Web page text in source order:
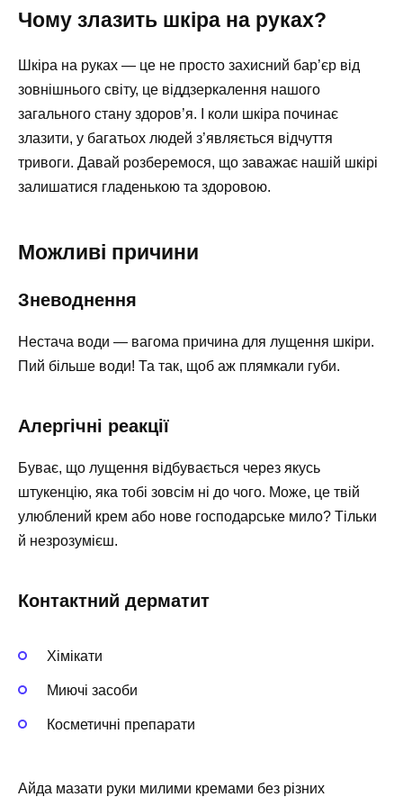
Чому злазить шкіра на руках?
Шкіра на руках — це не просто захисний бар’єр від
зовнішнього світу, це віддзеркалення нашого
загального стану здоров’я. І коли шкіра починає
злазити, у багатьох людей з’являється відчуття
тривоги. Давай розберемося, що заважає нашій шкірі
залишатися гладенькою та здоровою.
Можливі причини
Зневоднення
Нестача води — вагома причина для лущення шкіри.
Пий більше води! Та так, щоб аж плямкали губи.
Алергічні реакції
Буває, що лущення відбувається через якусь
штукенцію, яка тобі зовсім ні до чого. Може, це твій
улюблений крем або нове господарське мило? Тільки
й незрозумієш.
Контактний дерматит
Хімікати
Миючі засоби
Косметичні препарати
Айда мазати руки милими кремами без різних